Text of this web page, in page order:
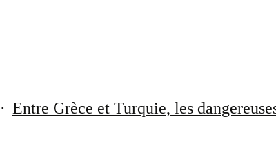
Entre Grèce et Turquie, les